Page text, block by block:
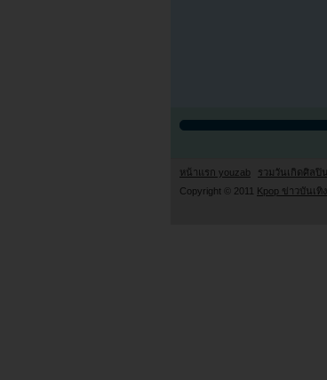
หน้าแรก youzab รวมวันเกิดศิลปิ
Copyright © 2011 Kpop ข่าวบันเ